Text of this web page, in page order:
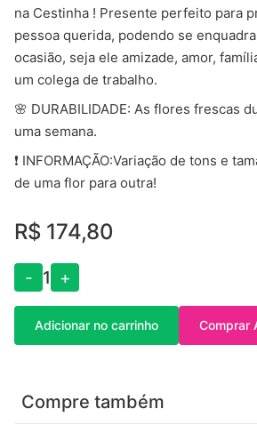
na Cestinha ! Presente perfeito para
pessoa querida, podendo se
ocasião, seja ele amizade, amor,
um colega de trabalho.
🌸 DURABILIDADE: As flores frescas
uma semana.
❗ INFORMAÇÃO:Variação de tons e
de uma flor para outra!
R$ 174,80
- 1 +
Adicionar no carrinho Comprar
Compre também